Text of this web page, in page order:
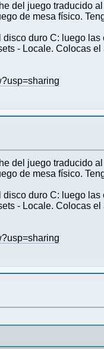
del juego traducido
de mesa físico.
duro C: luego
- Locale. Colocas
del juego traducido
de mesa físico.
duro C: luego
- Locale. Colocas